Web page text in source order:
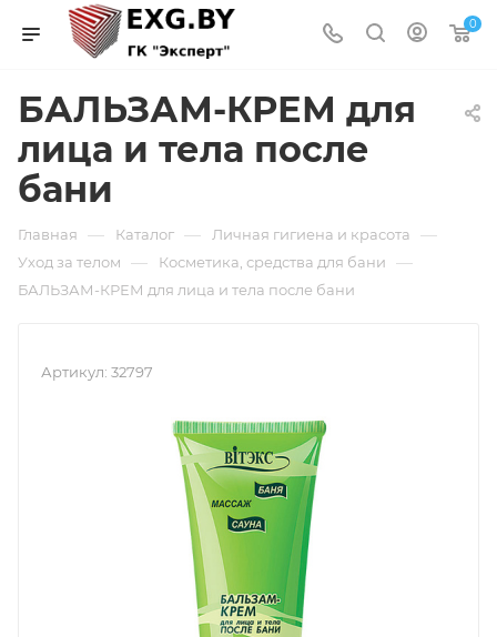
0
БАЛЬЗАМ-КРЕМ для
лица и тела после
бани
Главная — Каталог — Личная гигиена и красота —
Уход за телом — Косметика, средства для бани —
БАЛЬЗАМ-КРЕМ для лица и тела после бани
Артикул: 32797